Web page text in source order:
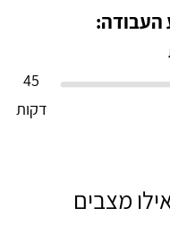
העבודה:
45
דקות
מצבים